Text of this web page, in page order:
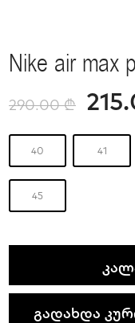
Nike air max
290.00₾
40 41
45
max
გადახდა